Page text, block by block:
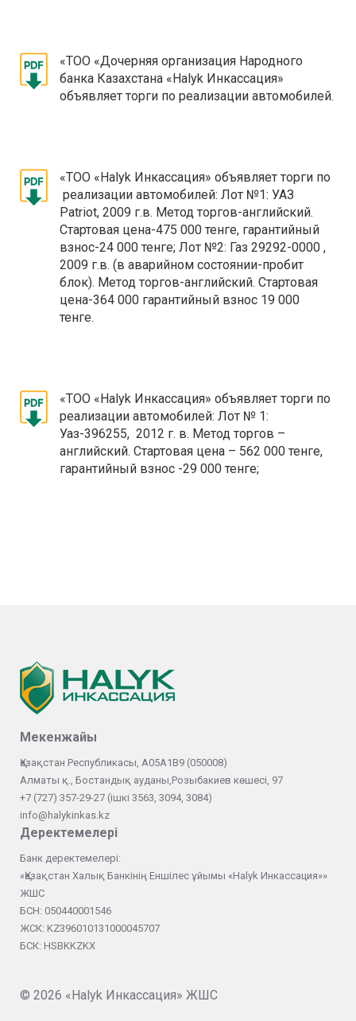
«ТОО «Дочерняя организация Народного
банка Казахстана «Halyk Инкассация»
объявляет торги по реализации автомобилей.
«ТОО «Halyk Инкассация» объявляет торги по
реализации автомобилей: Лот №1: УАЗ
Patriot, 2009 г.в. Метод торгов-английский.
Стартовая цена-475 000 тенге, гарантийный
взнос-24 000 тенге; Лот №2: Газ 29292-0000 ,
2009 г.в. (в аварийном состоянии-пробит
блок). Метод торгов-английский. Стартовая
цена-364 000 гарантийный взнос 19 000
тенге.
«ТОО «Halyk Инкассация» объявляет торги по
реализации автомобилей: Лот № 1:
Уаз-396255, 2012 г. в. Метод торгов –
английский. Стартовая цена – 562 000 тенге,
гарантийный взнос -29 000 тенге;
Мекенжайы
Қазақстан Республикасы, А05А1В9 (050008)
Алматы қ., Бостандық ауданы,Розыбакиев көшесі, 97
+7 (727) 357-29-27 (ішкі 3563, 3094, 3084)
info@halykinkas.kz
Деректемелері
Банк деректемелері:
«Қазақстан Халық Банкінің Еншілес ұйымы «Halyk Инкассация»»
ЖШС
БСН: 050440001546
ЖСК: KZ396010131000045707
БСК: HSBKKZKX
© 2026 «Halyk Инкассация» ЖШС